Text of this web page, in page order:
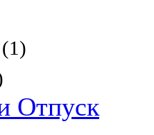
(1)
Отпуск